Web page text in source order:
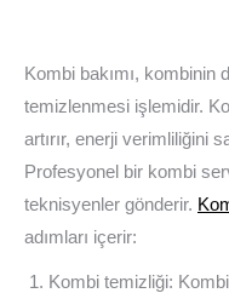
Kombi bakımı, kombinin
temizlenmesi işlemidir.
artırır, enerji verimliliğini
Profesyonel bir kombi
teknisyenler gönderir.
adımları içerir:
Kombi temizliği: